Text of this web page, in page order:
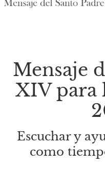
Mensaje
XIV para
Escuchar y
como